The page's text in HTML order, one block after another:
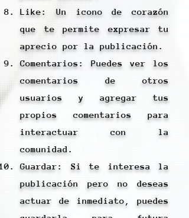
Like: Un icono de corazón
que te permite expresar tu
aprecio por la publicación.
Comentarios: Puedes ver los
comentarios de otros
usuarios y agregar tus
propios comentarios para
interactuar con la
comunidad.
Guardar: Si te interesa la
publicación pero no deseas
actuar de inmediato, puedes